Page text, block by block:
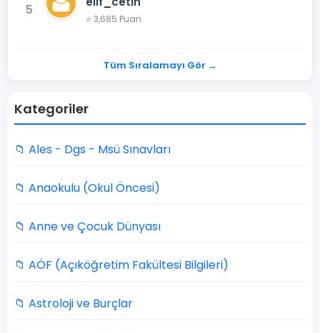
5
⭐ 3,685 Puan
Tüm Sıralamayı Gör →
Kategoriler
📁 Ales - Dgs - Msü Sınavları
📁 Anaokulu (Okul Öncesi)
📁 Anne ve Çocuk Dünyası
📁 AÖF (Açıköğretim Fakültesi Bilgileri)
📁 Astroloji ve Burçlar